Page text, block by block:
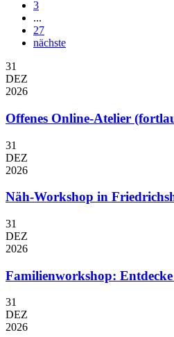
3
...
27
nächste
31
DEZ
2026
Offenes Online-Atelier
31
DEZ
2026
Näh-Workshop in
31
DEZ
2026
Familienworkshop:
31
DEZ
2026